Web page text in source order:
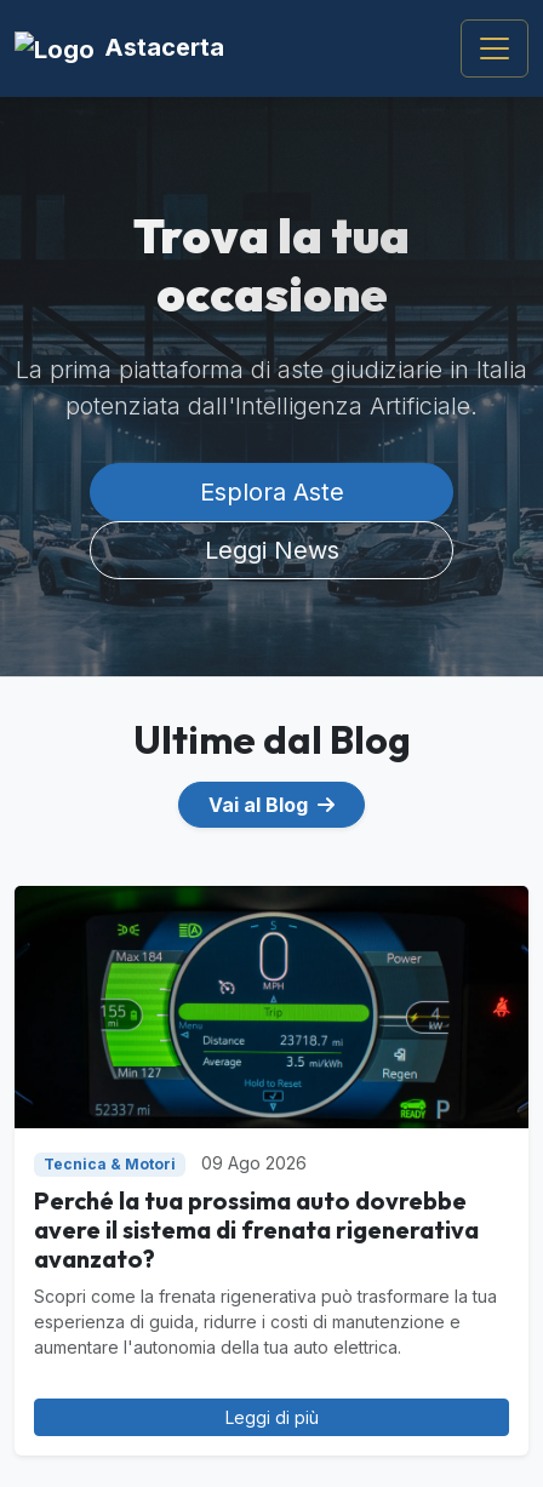
Astacerta
Trova la tua
occasione
La prima piattaforma di aste giudiziarie in Italia
potenziata dall'Intelligenza Artificiale.
Esplora Aste
Leggi News
Ultime dal Blog
Vai al Blog
Tecnica & Motori 09 Ago 2026
Perché la tua prossima auto dovrebbe
avere il sistema di frenata rigenerativa
avanzato?
Scopri come la frenata rigenerativa può trasformare la tua
esperienza di guida, ridurre i costi di manutenzione e
aumentare l'autonomia della tua auto elettrica.
Leggi di più